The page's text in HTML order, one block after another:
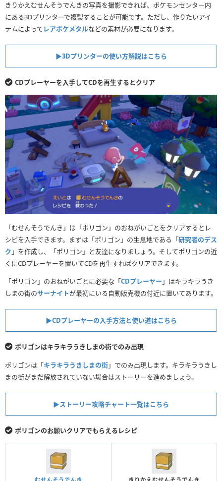
きりかえむせんそうでんきの写真を撮影できれば、ポケモンセンター内
にある3Dプリンターで複製することが可能です。ただし、作りたいアイ
テムによってレアポケメタルなどの素材が必要になります。
▶︎3Dプリンターの使い方解説はこちら
CDプレーヤーを入手してCDを再生するとクリア
「むせんそうでんき」は「ポリゴン」のおねがいごとをクリアするとレ
シピを入手できます。まずは「ポリゴン」の生息地である「研究者のデス
ク 」を作成し、「ポリゴン」と友達になりましょう。そしてポリゴンの近
くにCDプレーヤーを置いてCDを再生すればクリアできます。
「ポリゴン」のおねがいごとに必要な「CDプレーヤー 」はキラキラうき
しまの街のサーナイトが最初にいる自動販売機の付近に置いてあります。
▶︎CDプレーヤーの入手方法と使い道はこちら
ポリゴンはキラキラうきしまの街でのみ出現
ポリゴンは「キラキラうきしまの街」でのみ出現します。キラキラうきし
まの街がまだ解放されていない場合はストーリーを進めましょう。
▶︎ストーリー攻略チャート一覧はこちら
ポリゴンのお願いクリアでもらえるレシピ